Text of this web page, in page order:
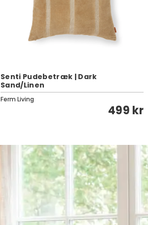
Senti Pudebetræk | Dark
Sand/Linen
Ferm Living
499 kr